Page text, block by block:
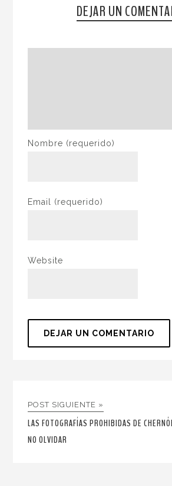
DEJAR UN
Nombre (requerido)
Email (requerido)
Website
POST SIGUIENTE »
LAS FOTOGRAFÍAS PROHIBIDAS DE
NO OLVIDAR